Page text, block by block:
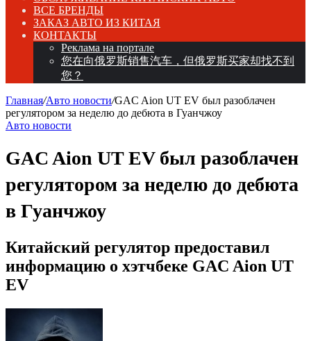
ВСЕ БРЕНДЫ
ЗАКАЗ АВТО ИЗ КИТАЯ
КОНТАКТЫ
Реклама на портале
您在向俄罗斯销售汽车，但俄罗斯买家却找不到
您？
Главная/Авто новости/GAC Aion UT EV был разоблачен
регулятором за неделю до дебюта в Гуанчжоу
Авто новости
GAC Aion UT EV был разоблачен
регулятором за неделю до дебюта
в Гуанчжоу
Китайский регулятор предоставил
информацию о хэтчбеке GAC Aion UT
EV